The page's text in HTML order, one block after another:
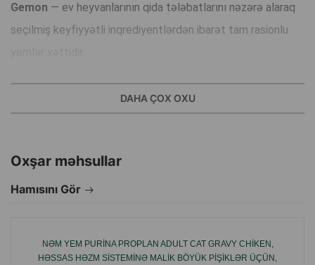
Gemon — ev heyvanlarının qida tələbatlarını nəzərə alaraq
seçilmiş keyfiyyətli inqrediyentlərdən ibarət tam rasionlu
İstifadə qaydası:
təşkil edir və 2 dəfəyə bölünərək verilə bilər.
DAHA ÇOX OXU
Oxşar məhsullar
Hamısını Gör
NƏM YEM PURINA PROPLAN ADULT CAT GRAVY CHIKEN,
HƏSSAS HƏZM SISTEMINƏ MALIK BÖYÜK PIŞIKLƏR ÜÇÜN,